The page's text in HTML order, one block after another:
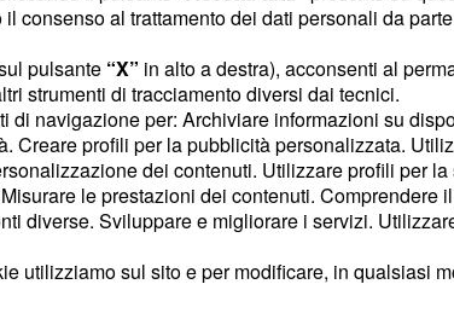
sia unapartita iva
della richiesta del
prestazione
stato di
del contratto
e poter
nel periodo che
consenso al trattamento dei dati personali da
pulsante “X” in alto a destra), acconsenti al
strumenti di tracciamento diversi dai tecnici.
di navigazione per: Archiviare informazioni su
Creare profili per la pubblicità personalizzata.
dei contenuti. Utilizzare profili per
le prestazioni dei contenuti. Comprendere
diverse. Sviluppare e migliorare i servizi.
utilizziamo sul sito e per modificare, in qualsiasi